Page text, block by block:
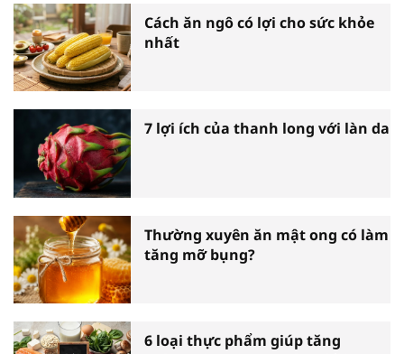
Cách ăn ngô có lợi cho sức khỏe
nhất
7 lợi ích của thanh long với làn da
Thường xuyên ăn mật ong có làm
tăng mỡ bụng?
6 loại thực phẩm giúp tăng